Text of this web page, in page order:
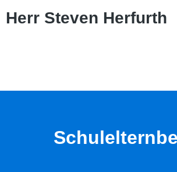
Herr Steven Herfurth